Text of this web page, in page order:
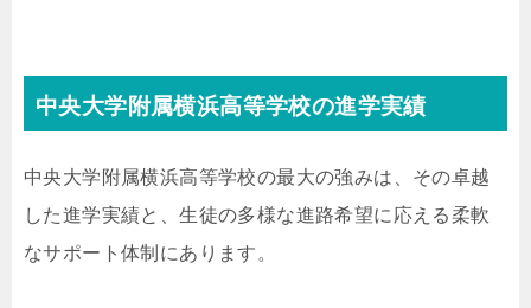
中央大学附属横浜高等学校の進学実績
中央大学附属横浜高等学校の最大の強みは、その卓越
した進学実績と、生徒の多様な進路希望に応える柔軟
なサポート体制にあります。